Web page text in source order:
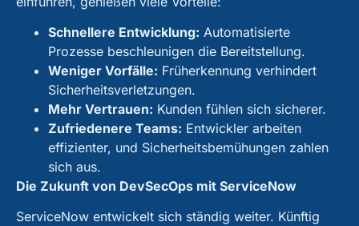
Schnellere Entwicklung: Automatisierte
Prozesse beschleunigen die Bereitstellung.
Weniger Vorfälle: Früherkennung verhindert
Sicherheitsverletzungen.
Mehr Vertrauen: Kunden fühlen sich sicherer.
Zufriedenere Teams: Entwickler arbeiten
effizienter, und Sicherheitsbemühungen zahlen
sich aus.
Die Zukunft von DevSecOps mit ServiceNow
ServiceNow entwickelt sich ständig weiter. Künftig